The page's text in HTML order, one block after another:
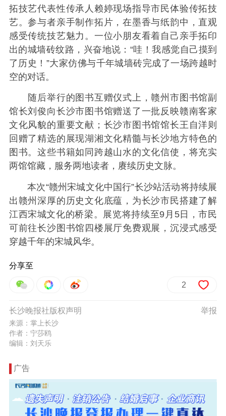
拓技艺代表性传承人赖婷现场指导市民体验传拓技
艺。参与者亲手制作拓片，在墨香与纸韵中，直观
感受传统技艺魅力。一位小朋友看着自己亲手拓印
出的城墙砖纹路，兴奋地说：“哇！我感觉自己摸到
了历史！”大家仿佛与千年城墙砖完成了一场跨越时
空的对话。
随后举行的图书互赠仪式上，赣州市图书馆副
馆长刘俊向长沙市图书馆赠送了一批反映赣南客家
文化风貌的重要文献；长沙市图书馆馆长王自洋则
回赠了精选的展现湖湘文化精髓与长沙地方特色的
图书。这些书籍如同跨越山水的文化信使，将充实
两馆馆藏，服务两地读者，赓续历史文脉。
本次“赣州宋城文化中国行”长沙站活动将持续展
出赣州深厚的历史文化底蕴，为长沙市民搭建了解
江西宋城文化的桥梁。展览将持续至9月5日，市民
可前往长沙图书馆四楼展厅免费观展，沉浸式感受
穿越千年的宋城风华。
分享至
2
举报
长沙晚报社版权声明
来源：掌上长沙
作者：宁莎鸥
编辑：刘天乐
广告